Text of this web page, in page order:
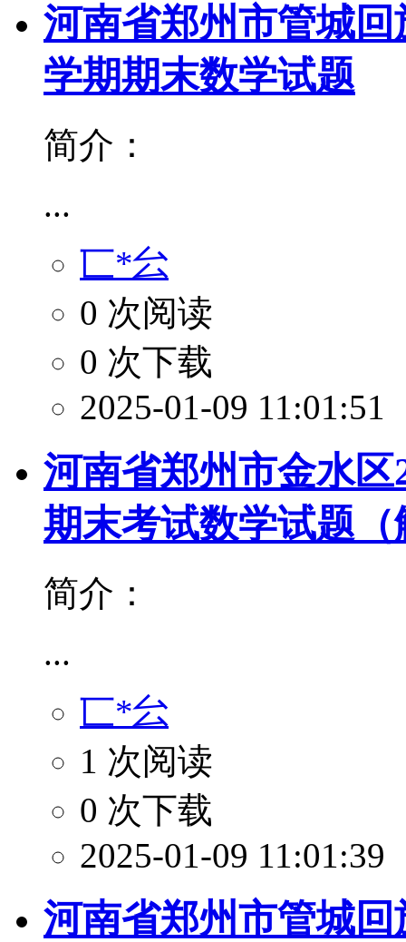
河南省郑州市管城回
学期期末数学试题
简介：
...
匸*㕕
0 次阅读
0 次下载
2025-01-09 11:01:51
河南省郑州市金水区
期末考试数学试题（
简介：
...
匸*㕕
1 次阅读
0 次下载
2025-01-09 11:01:39
河南省郑州市管城回